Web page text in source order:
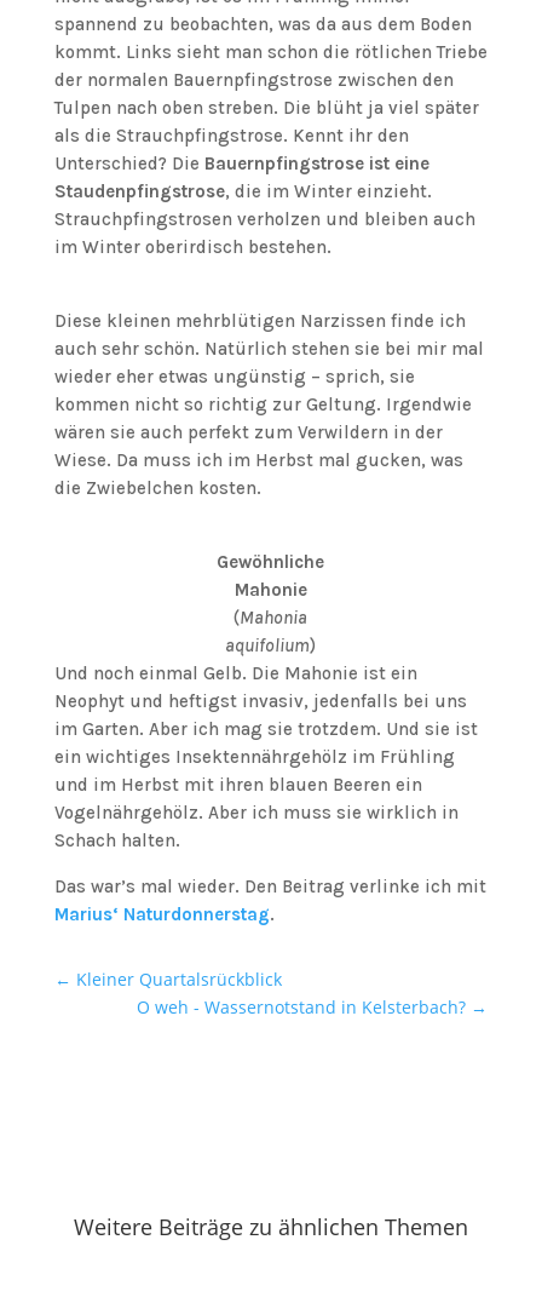
spannend zu beobachten, was da aus dem Boden
kommt. Links sieht man schon die rötlichen Triebe
der normalen Bauernpfingstrose zwischen den
Tulpen nach oben streben. Die blüht ja viel später
als die Strauchpfingstrose. Kennt ihr den
Unterschied? Die Bauernpfingstrose ist eine
Staudenpfingstrose, die im Winter einzieht.
Strauchpfingstrosen verholzen und bleiben auch
im Winter oberirdisch bestehen.
Diese kleinen mehrblütigen Narzissen finde ich
auch sehr schön. Natürlich stehen sie bei mir mal
wieder eher etwas ungünstig – sprich, sie
kommen nicht so richtig zur Geltung. Irgendwie
wären sie auch perfekt zum Verwildern in der
Wiese. Da muss ich im Herbst mal gucken, was
die Zwiebelchen kosten.
Gewöhnliche
Mahonie
(Mahonia
aquifolium)
Und noch einmal Gelb. Die Mahonie ist ein
Neophyt und heftigst invasiv, jedenfalls bei uns
im Garten. Aber ich mag sie trotzdem. Und sie ist
ein wichtiges Insektennährgehölz im Frühling
und im Herbst mit ihren blauen Beeren ein
Vogelnährgehölz. Aber ich muss sie wirklich in
Schach halten.
Das war’s mal wieder. Den Beitrag verlinke ich mit
Marius‘ Naturdonnerstag.
← Kleiner Quartalsrückblick
O weh - Wassernotstand in Kelsterbach? →
Weitere Beiträge zu ähnlichen Themen